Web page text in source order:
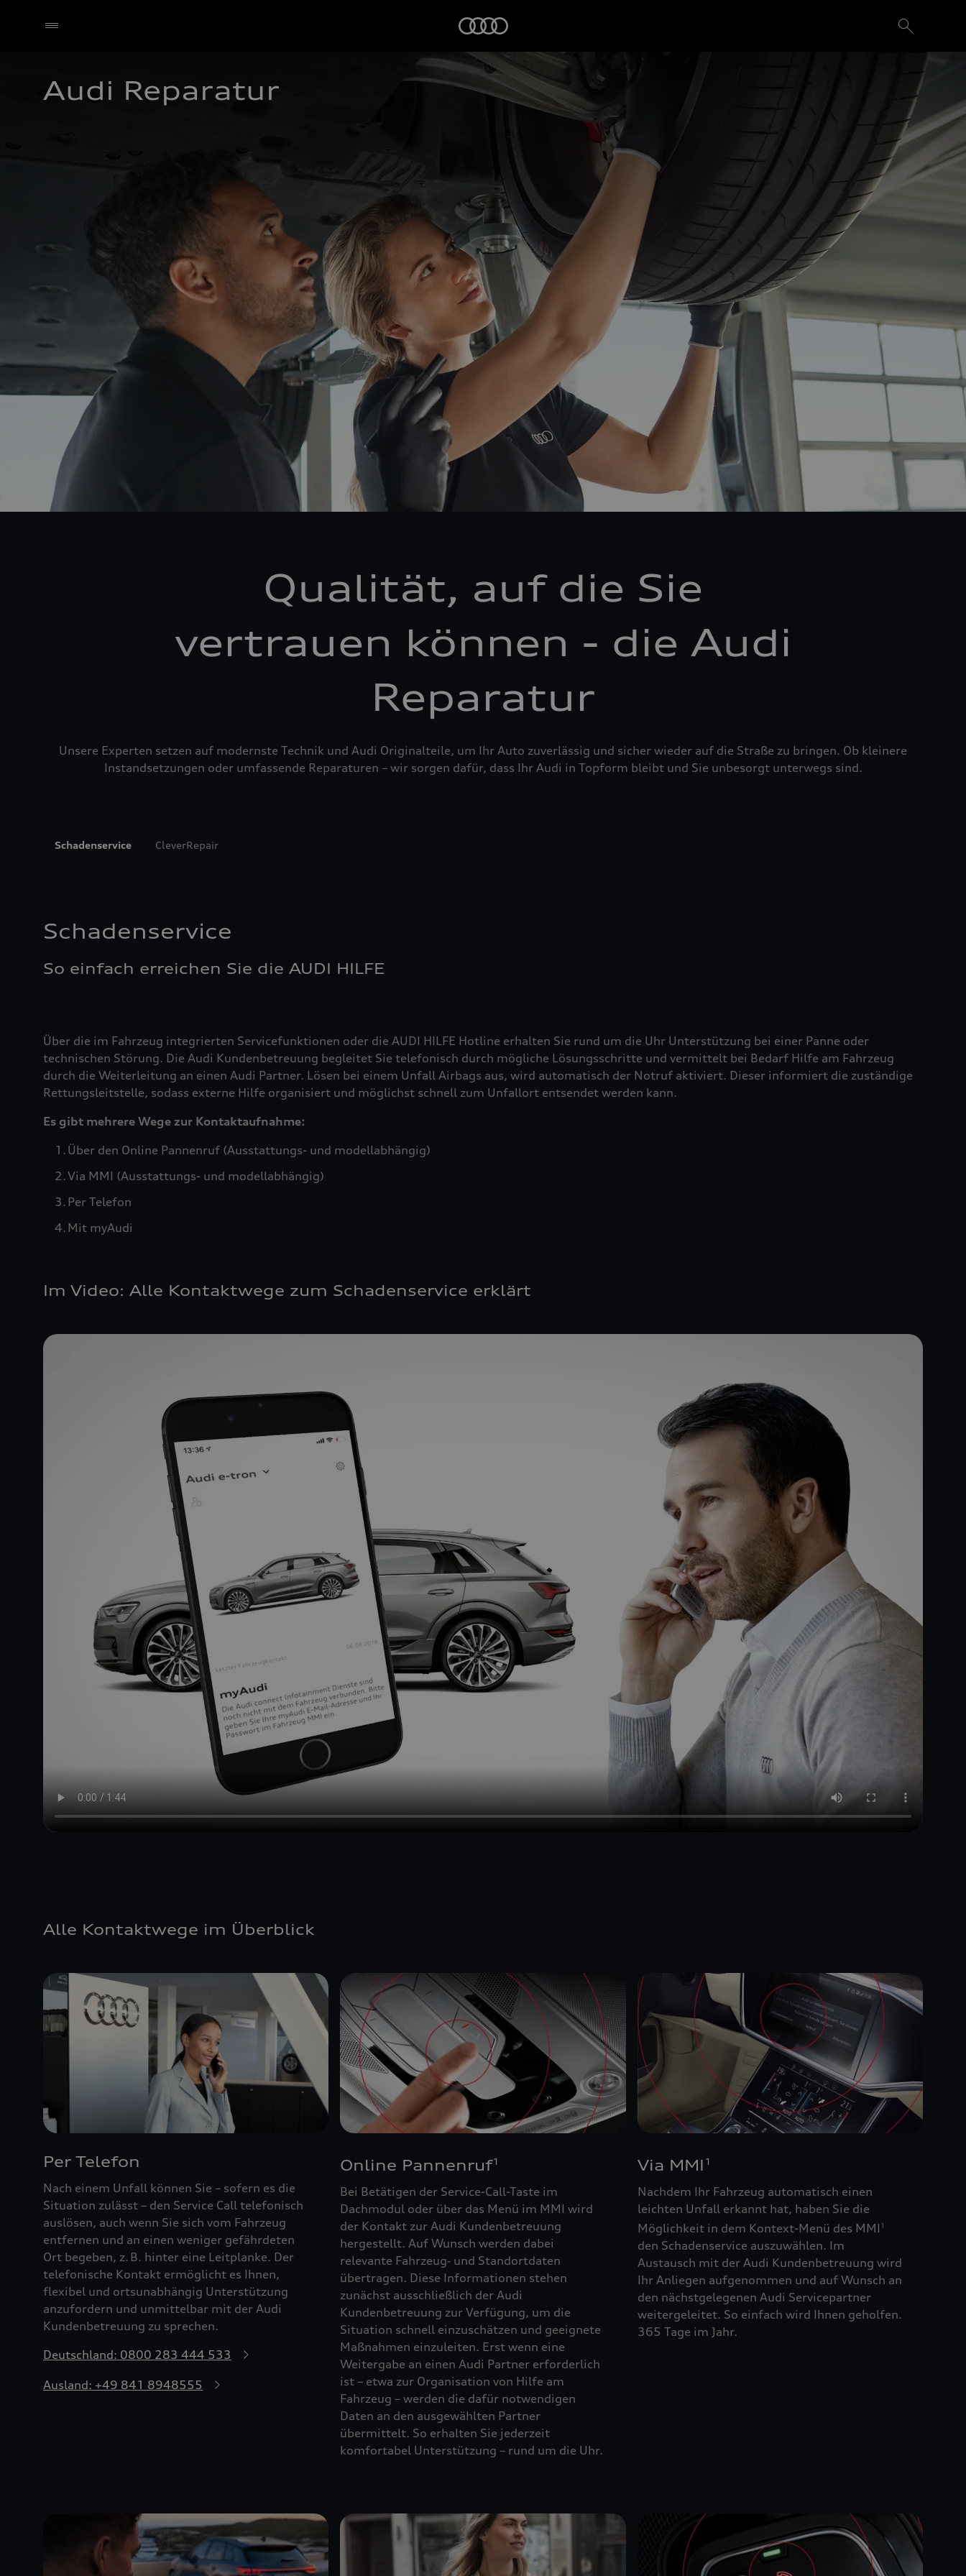
Audi Reparatur
Qualität, auf die Sie
vertrauen können - die Audi
Reparatur
Unsere Experten setzen auf modernste Technik und Audi Originalteile, um Ihr Auto zuverlässig und sicher wieder auf die Straße zu bringen. Ob kleinere
Instandsetzungen oder umfassende Reparaturen – wir sorgen dafür, dass Ihr Audi in Topform bleibt und Sie unbesorgt unterwegs sind.
Schadenservice CleverRepair
Schadenservice
So einfach erreichen Sie die AUDI HILFE
Über die im Fahrzeug integrierten Servicefunktionen oder die AUDI HILFE Hotline erhalten Sie rund um die Uhr Unterstützung bei einer Panne oder
technischen Störung. Die Audi Kundenbetreuung begleitet Sie telefonisch durch mögliche Lösungsschritte und vermittelt bei Bedarf Hilfe am Fahrzeug
durch die Weiterleitung an einen Audi Partner. Lösen bei einem Unfall Airbags aus, wird automatisch der Notruf aktiviert. Dieser informiert die zuständige
Rettungsleitstelle, sodass externe Hilfe organisiert und möglichst schnell zum Unfallort entsendet werden kann.
Es gibt mehrere Wege zur Kontaktaufnahme:
Über den Online Pannenruf (Ausstattungs- und modellabhängig)
Via MMI (Ausstattungs- und modellabhängig)
Per Telefon
Mit myAudi
Im Video: Alle Kontaktwege zum Schadenservice erklärt
Alle Kontaktwege im Überblick
Per Telefon
Nach einem Unfall können Sie – sofern es die
Situation zulässt – den Service Call telefonisch
auslösen, auch wenn Sie sich vom Fahrzeug
entfernen und an einen weniger gefährdeten
Ort begeben, z. B. hinter eine Leitplanke. Der
telefonische Kontakt ermöglicht es Ihnen,
flexibel und ortsunabhängig Unterstützung
anzufordern und unmittelbar mit der Audi
Kundenbetreuung zu sprechen.
Deutschland: 0800 283 444 533
Ausland: +49 841 8948555
Online Pannenruf1
Bei Betätigen der Service-Call-Taste im
Dachmodul oder über das Menü im MMI wird
der Kontakt zur Audi Kundenbetreuung
hergestellt. Auf Wunsch werden dabei
relevante Fahrzeug‑ und Standortdaten
übertragen. Diese Informationen stehen
zunächst ausschließlich der Audi
Kundenbetreuung zur Verfügung, um die
Situation schnell einzuschätzen und geeignete
Maßnahmen einzuleiten. Erst wenn eine
Weitergabe an einen Audi Partner erforderlich
ist – etwa zur Organisation von Hilfe am
Fahrzeug – werden die dafür notwendigen
Daten an den ausgewählten Partner
übermittelt. So erhalten Sie jederzeit
komfortabel Unterstützung – rund um die Uhr.
Via MMI 1
Nachdem Ihr Fahrzeug automatisch einen
leichten Unfall erkannt hat, haben Sie die
Möglichkeit in dem Kontext-Menü des MMI 1
den Schadenservice auszuwählen. Im
Austausch mit der Audi Kundenbetreuung wird
Ihr Anliegen aufgenommen und auf Wunsch an
den nächstgelegenen Audi Servicepartner
weitergeleitet. So einfach wird Ihnen geholfen.
365 Tage im Jahr.